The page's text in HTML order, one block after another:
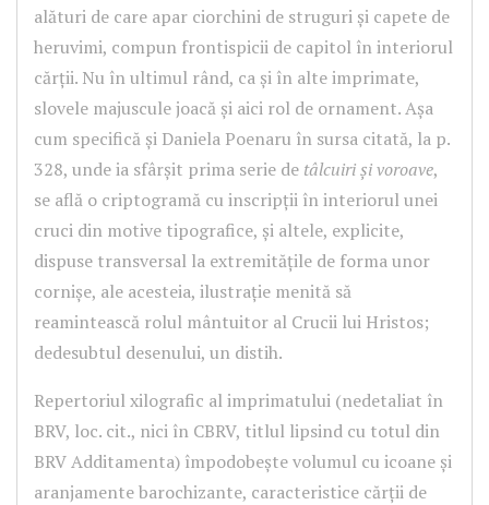
alături de care apar ciorchini de struguri și capete de
heruvimi, compun frontispicii de capitol în interiorul
cărții. Nu în ultimul rând, ca și în alte imprimate,
slovele majuscule joacă și aici rol de ornament. Așa
cum specifică și Daniela Poenaru în sursa citată, la p.
328, unde ia sfârșit prima serie de tâlcuiri și voroave,
se află o criptogramă cu inscripții în interiorul unei
cruci din motive tipografice, și altele, explicite,
dispuse transversal la extremitățile de forma unor
cornișe, ale acesteia, ilustrație menită să
reamintească rolul mântuitor al Crucii lui Hristos;
dedesubtul desenului, un distih.
Repertoriul xilografic al imprimatului (nedetaliat în
BRV, loc. cit., nici în CBRV, titlul lipsind cu totul din
BRV Additamenta) împodobește volumul cu icoane și
aranjamente barochizante, caracteristice cărții de